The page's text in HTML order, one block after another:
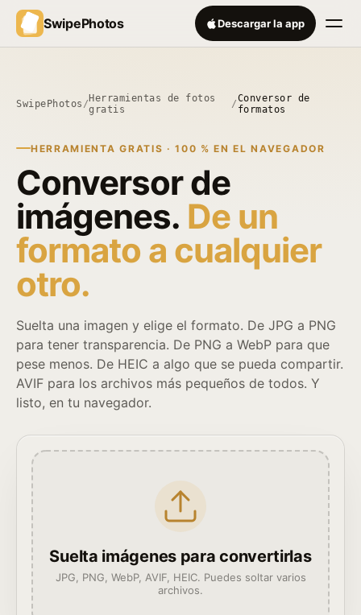
SwipePhotos Descargar la app
SwipePhotos / Herramientas de fotos
gratis
/Conversor de
formatos
HERRAMIENTA GRATIS · 100 % EN EL NAVEGADOR
Conversor de
imágenes. De un
formato a cualquier
otro.
Suelta una imagen y elige el formato. De JPG a PNG
para tener transparencia. De PNG a WebP para que
pese menos. De HEIC a algo que se pueda compartir.
AVIF para los archivos más pequeños de todos. Y
listo, en tu navegador.
Suelta imágenes para convertirlas
JPG, PNG, WebP, AVIF, HEIC. Puedes soltar varios
archivos.